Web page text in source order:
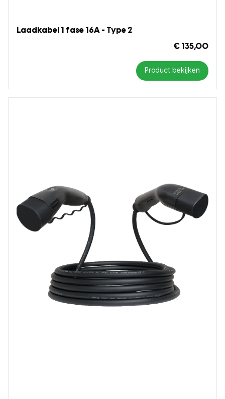
Laadkabel 1 fase 16A - Type 2
€ 135,00
Product bekijken